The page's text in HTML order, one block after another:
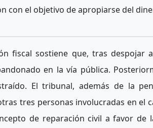
con el objetivo de apropiarse del
fiscal sostiene que, tras despojar
en la vía pública.
El tribunal, además de la
tres personas involucradas en el
de reparación civil a favor de